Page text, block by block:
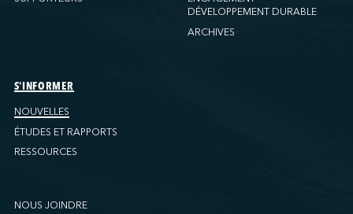
DÉVELOPPEMENT DURABLE
ARCHIVES
S'INFORMER
NOUVELLES
ÉTUDES ET RAPPORTS
RESSOURCES
NOUS JOINDRE